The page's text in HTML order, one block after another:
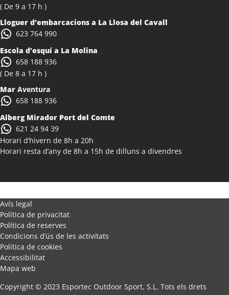
( De 9 a 17 h )
Lloguer d’embarcacions a La Llosa del Cavall
623 764 990
Escola d’esquí a La Molina
658 188 936
( De 8 a 17 h )
Mar Aventura
658 188 936
Alberg Mirador Port del Comte
621 24 94 39
Horari d’hivern de 8h a 20h
Horari resta d’any de 8h a 15h de dilluns a divendres
Avís legal
Política de privacitat
Política de reserves
Condicions d’ús de les activitats
Política de cookies
Accessibilitat
Mapa web
Copyright © 2023 Esportec Outdoor Sport, S.L. Tots els drets